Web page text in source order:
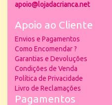
apoio@lojadacrianca.net
Apoio ao Cliente
Envios e Pagamentos
Como Encomendar ?
Garantias e Devoluções
Condições de Venda
Política de Privacidade
Livro de Reclamações
Pagamentos